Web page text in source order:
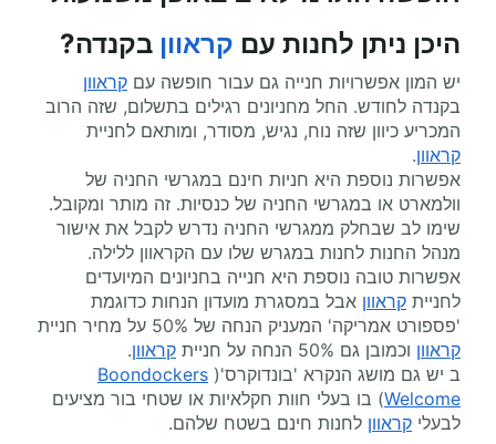
היכן ניתן לחנות עם קראוון בקנדה?
יש המון אפשרויות חנייה גם עבור חופשה עם קראוון
בקנדה לחודש. החל מחניונים רגילים בתשלום, שזה הרוב
המכריע כיוון שזה נוח, נגיש, מסודר, ומותאם לחניית
קראוון.
אפשרות נוספת היא חניות חינם במגרשי החניה של
וולמארט או במגרשי החניה של כנסיות. זה מותר ומקובל.
שימו לב שבחלק ממגרשי החניה נדרש לקבל את אישור
מנהל החנות לחנות במגרש שלו עם הקראוון ללילה.
אפשרות טובה נוספת היא חנייה בחניונים המיועדים
לחניית קראוון אבל במסגרת מועדון הנחות כדוגמת
'פספורט אמריקה' המעניק הנחה של 50% על מחיר חניית
קראוון וכמובן גם 50% הנחה על חניית קראוון.
ב יש גם מושג הנקרא 'בונדוקרס'( Boondockers
Welcome) בו בעלי חוות חקלאיות או שטחי בור מציעים
לבעלי קראוון לחנות חינם בשטח שלהם.